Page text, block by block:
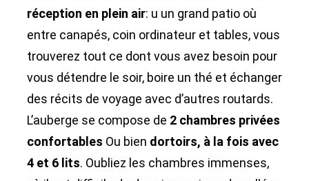
réception en plein air: u un grand patio où
entre canapés, coin ordinateur et tables, vous
trouverez tout ce dont vous avez besoin pour
vous détendre le soir, boire un thé et échanger
des récits de voyage avec d’autres routards.
L’auberge se compose de 2 chambres privées
confortables Ou bien dortoirs, à la fois avec
4 et 6 lits. Oubliez les chambres immenses,